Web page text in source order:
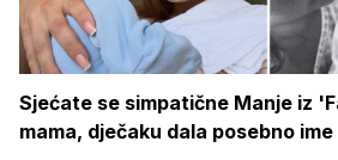
Sjećate se simpatične Manje iz
mama, dječaku dala posebno ime